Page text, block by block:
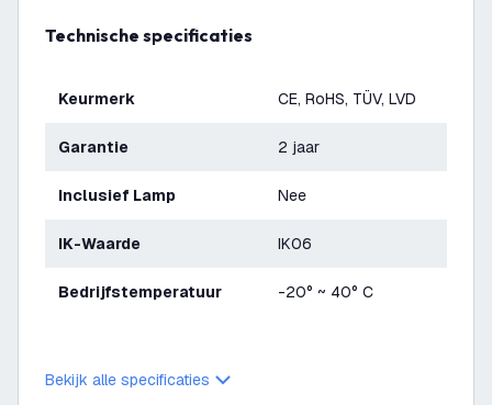
Technische specificaties
Keurmerk CE, RoHS, TÜV, LVD
Garantie 2 jaar
Inclusief Lamp Nee
IK-Waarde IK06
Bedrijfstemperatuur -20° ~ 40° C
Bekijk alle specificaties